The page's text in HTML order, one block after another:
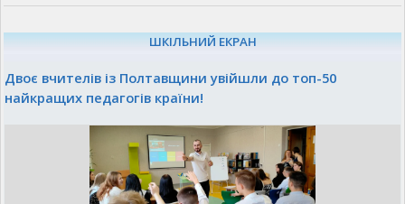
ШКІЛЬНИЙ ЕКРАН
Двоє вчителів із Полтавщини увійшли до топ-50
найкращих педагогів країни!